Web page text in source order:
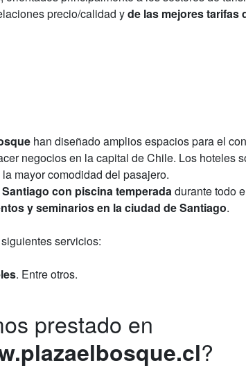
precio/calidad yde las mejores tarifas
han diseñado amplios espacios para el
negocios en la capital de Chile. Los hoteles
mayor comodidad del pasajero.
con piscina temperadadurante todo
y seminarios en la ciudad de Santiago.
servicios:
. Entre otros.
prestado en
?